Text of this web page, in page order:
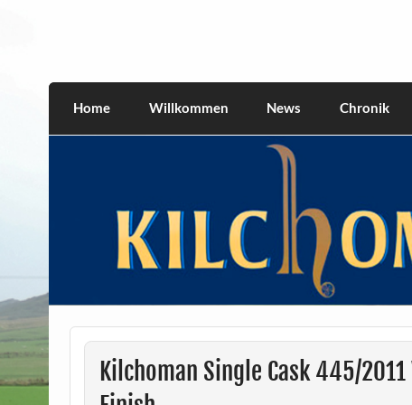
kilchomania.com
Home Willkommen News Chronik
Kilchoman Single Cask 445/